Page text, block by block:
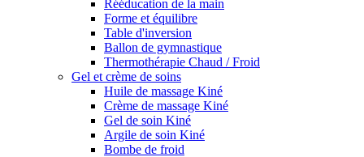
Rééducation de la main
Forme et équilibre
Table d'inversion
Ballon de gymnastique
Thermothérapie Chaud / Froid
Gel et crème de soins
Huile de massage Kiné
Crème de massage Kiné
Gel de soin Kiné
Argile de soin Kiné
Bombe de froid